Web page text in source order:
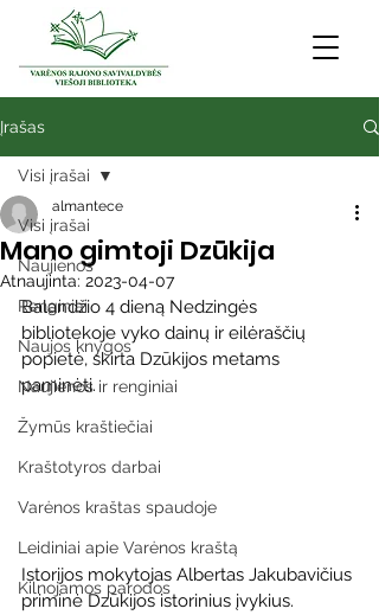
Įrašas
Visi įrašai
Naujienos
Renginiai
Naujos knygos
Naujienos ir renginiai
Žymūs kraštiečiai
Kraštotyros darbai
Varėnos kraštas spaudoje
Leidiniai apie Varėnos kraštą
Kilnojamos parodos
Visi įrašai
Mano gimtoji Dzūkija
almantece
Atnaujinta: 2023-04-07
Balandžio 4 dieną Nedzingės
bibliotekoje vyko dainų ir eilėraščių
popietė, skirta Dzūkijos metams
paminėti.
Istorijos mokytojas Albertas Jakubavičius
priminė Dzūkijos istorinius įvykius.